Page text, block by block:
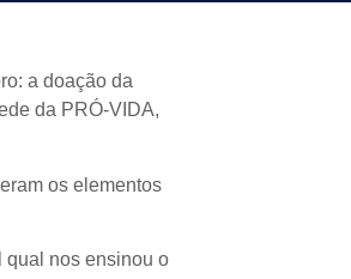
a doação da
da PRÓ-VIDA,
os elementos
qual nos ensinou o